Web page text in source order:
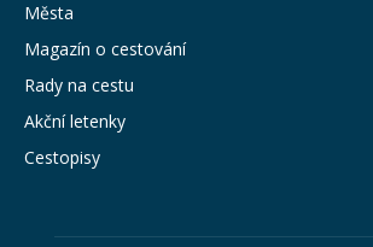
Města
Magazín o cestování
Rady na cestu
Akční letenky
Cestopisy